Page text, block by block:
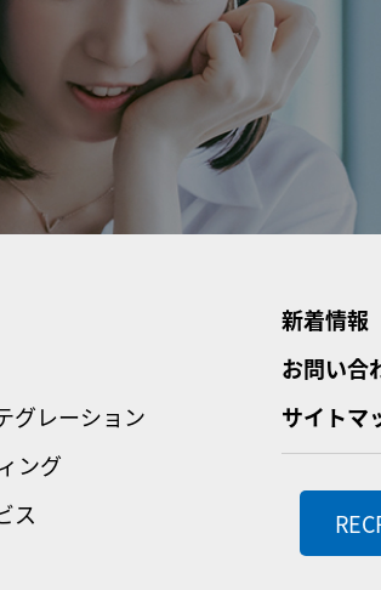
グレーション
ング
ス
新着情報
お問い合
サイトマ